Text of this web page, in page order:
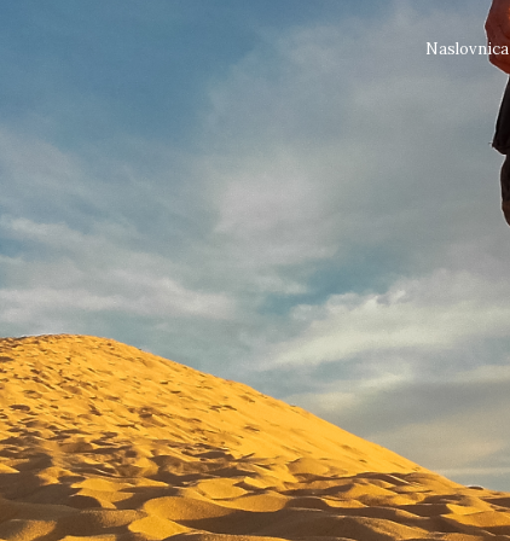
Naslovnica